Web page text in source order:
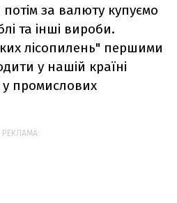
за валюту купуємо
та інші вироби.
лісопилень" першими
у нашій країні
у промислових
РЕКЛАМА: